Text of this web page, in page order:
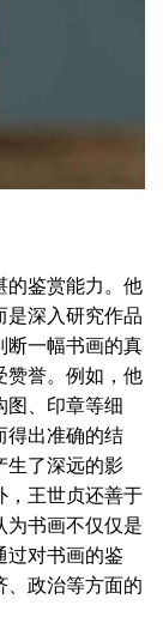
鉴赏能力。他
深入研究作品
断一幅书画的真
赞誉。例如，他
图、印章等细
得出准确的结
生了深远的影
，王世贞还善于
为书画不仅仅是
过对书画的鉴
政治等方面的